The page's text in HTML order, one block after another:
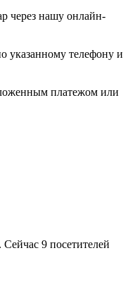
через нашу онлайн-
указанному телефону и
платежом или
. Сейчас 9 посетителей